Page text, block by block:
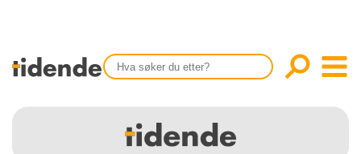
KONTAKT